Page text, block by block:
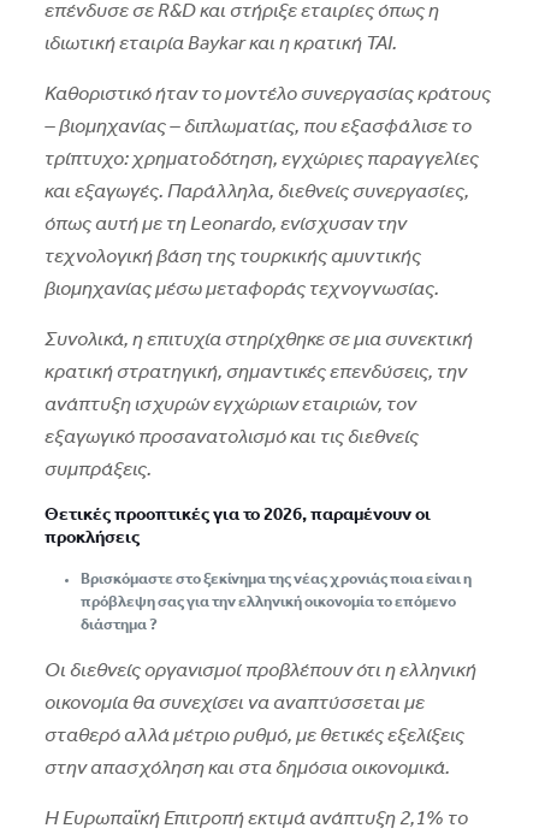
επένδυσε σε R&D και στήριξε εταιρίες όπως η
ιδιωτική εταιρία Baykar και η κρατική TAI.
Καθοριστικό ήταν το μοντέλο συνεργασίας κράτους
– βιομηχανίας – διπλωματίας, που εξασφάλισε το
τρίπτυχο: χρηματοδότηση, εγχώριες παραγγελίες
και εξαγωγές. Παράλληλα, διεθνείς συνεργασίες,
όπως αυτή με τη Leonardo, ενίσχυσαν την
τεχνολογική βάση της τουρκικής αμυντικής
βιομηχανίας μέσω μεταφοράς τεχνογνωσίας.
Συνολικά, η επιτυχία στηρίχθηκε σε μια συνεκτική
κρατική στρατηγική, σημαντικές επενδύσεις, την
ανάπτυξη ισχυρών εγχώριων εταιριών, τον
εξαγωγικό προσανατολισμό και τις διεθνείς
συμπράξεις.
Θετικές προοπτικές για το 2026, παραμένουν οι
προκλήσεις
Βρισκόμαστε στο ξεκίνημα της νέας χρονιάς ποια είναι η
πρόβλεψη σας για την ελληνική οικονομία το επόμενο
διάστημα ?
Οι διεθνείς οργανισμοί προβλέπουν ότι η ελληνική
οικονομία θα συνεχίσει να αναπτύσσεται με
σταθερό αλλά μέτριο ρυθμό, με θετικές εξελίξεις
στην απασχόληση και στα δημόσια οικονομικά.
Η Ευρωπαϊκή Επιτροπή εκτιμά ανάπτυξη 2,1% το